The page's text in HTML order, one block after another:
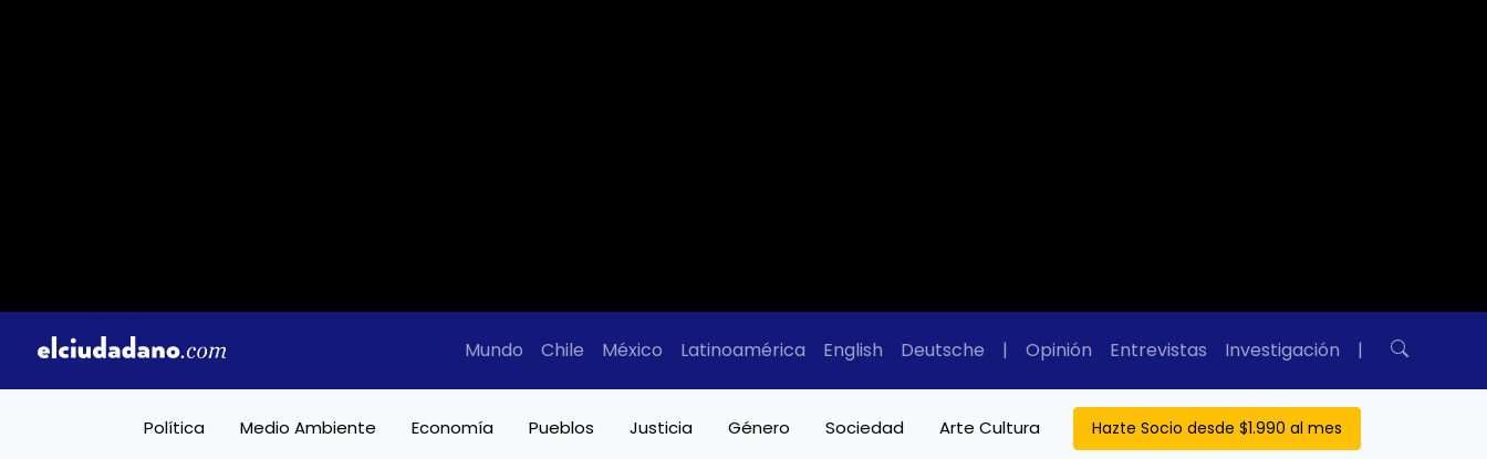
Mundo Chile México Latinoamérica English Deutsche | Opinión Entrevistas Investigación |
Política Medio Ambiente Economía Pueblos Justicia Género Sociedad Arte Cultura Hazte Socio desde $1.990 al mes